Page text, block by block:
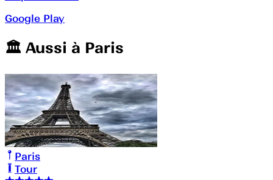
Google Play
🏛️️ Aussi à Paris
Paris
Tour